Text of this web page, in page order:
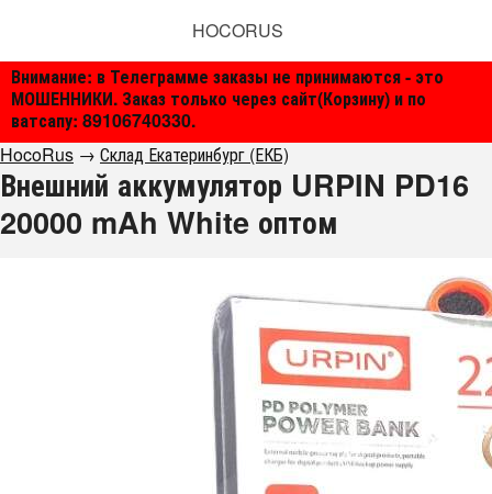
Внимание: в Телеграмме заказы не принимаются - это
МОШЕННИКИ. Заказ только через сайт(Корзину) и по
ватсапу: 89106740330.
HOCORUS
HocoRus → Склад Екатеринбург (ЕКБ)
Внешний аккумулятор URPIN PD16
20000 mAh White оптом